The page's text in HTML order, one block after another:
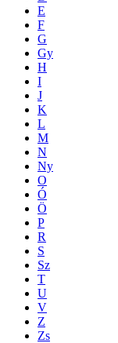
E
F
G
Gy
H
I
J
K
L
M
N
Ny
O
Ó
Ö
P
R
S
Sz
T
U
V
Z
Zs